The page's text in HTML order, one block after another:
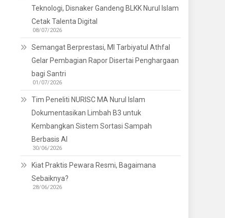
Teknologi, Disnaker Gandeng BLKK Nurul Islam
Cetak Talenta Digital
08/07/2026
Semangat Berprestasi, MI Tarbiyatul Athfal
Gelar Pembagian Rapor Disertai Penghargaan
bagi Santri
01/07/2026
Tim Peneliti NURISC MA Nurul Islam
Dokumentasikan Limbah B3 untuk
Kembangkan Sistem Sortasi Sampah
Berbasis AI
30/06/2026
Kiat Praktis Pewara Resmi, Bagaimana
Sebaiknya?
28/06/2026